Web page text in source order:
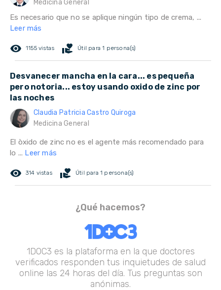
Medicina General
Es necesario que no se aplique ningún tipo de crema, ...
Leer más
remove_red_eye 1155 vistas volunteer_activism Útil para 1 persona(s)
Desvanecer mancha en la cara... es pequeña
pero notoria... estoy usando oxido de zinc por
las noches
Claudia Patricia Castro Quiroga
Medicina General
El òxido de zinc no es el agente más recomendado para
lo ... Leer más
remove_red_eye 314 vistas volunteer_activism Útil para 1 persona(s)
¿Qué hacemos?
1DOC3 es la plataforma en la que doctores
verificados responden tus inquietudes de salud
online las 24 horas del día. Tus preguntas son
anónimas.